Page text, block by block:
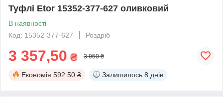
Туфлі Etor 15352-377-627 оливковий
В наявності
Код: 15352-377-627
Роздріб
3 357,50 ₴ 3 950 ₴
Економія 592.50 ₴ Залишилось 8 днів